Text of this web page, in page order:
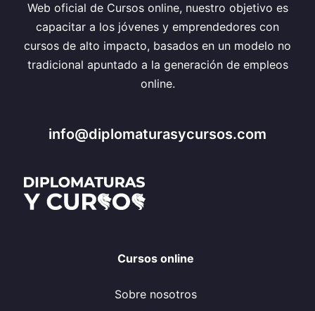
Web oficial de Cursos online, nuestro objetivo es
capacitar a los jóvenes y emprendedores con
cursos de alto impacto, basados en un modelo no
tradicional apuntado a la generación de empleos
online.
info@diplomaturasycursos.com
Cursos online
Sobre nosotros